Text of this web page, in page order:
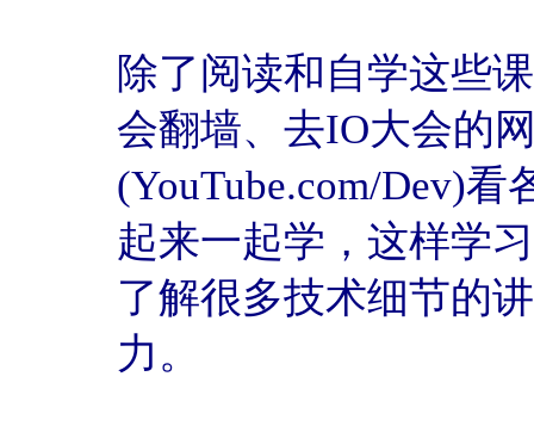
除了阅读和自学这些
会翻墙、去IO大会的
(YouTube.com/Dev)
起来一起学，这样学
了解很多技术细节的
力。